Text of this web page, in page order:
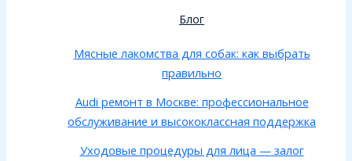
Блог
Мясные лакомства для собак: как выбрать
правильно
Audi ремонт в Москве: профессиональное
обслуживание и высококлассная поддержка
Уходовые процедуры для лица — залог